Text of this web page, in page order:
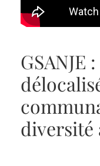
GSANJE
diversité